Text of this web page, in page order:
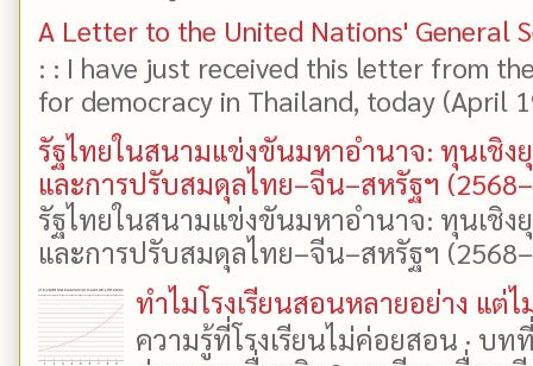
A Letter to the United Nations' General
: : I have just received this letter from
for democracy in Thailand, today (April
รัฐไทยในสนามแข่งขันมหาอำนาจ: ทุนเชิง
และการปรับสมดุลไทย–จีน–สหรัฐฯ
รัฐไทยในสนามแข่งขันมหาอำนาจ: ทุนเชิง
และการปรับสมดุลไทย–จีน–สหรัฐฯ
ทำไมโรงเรียนสอนหลายอย่าง แต่ไ
ความรู้ที่โรงเรียนไม่ค่อยสอน · บ